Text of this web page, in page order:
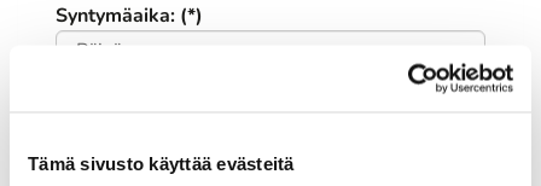
Tämä sivusto käyttää evästeitä
Syntymäaika: (*)